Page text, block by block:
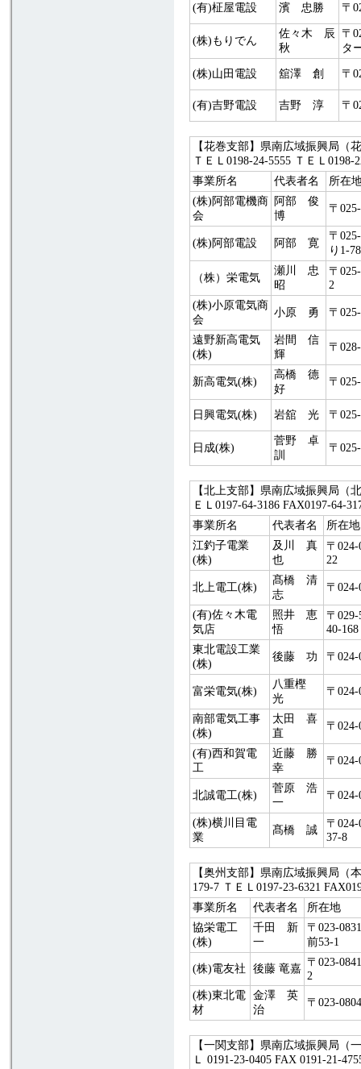
(有)柾屋電設 濱 忠勝 〒
(株)もりでん
佐々木 辰
秋
〒
タ
(株)山田電設 舘澤 創 〒
(有)吉野電設 吉野 淳 〒
【花巻支部】県南広域振興局（
ＴＥＬ0198-24-5555 ＴＥＬ
事業所名
代表者名
所在
(株)阿部電機商
会
阿部 俊
博
〒
(株)阿部電設 阿部 寛
〒
り1-78
（株）栄電気
瀬川 忠
昭
〒
2
(株)小原電気商
会
小原 勇 〒
遠野新高電気
(株)
岩間 信
輝
〒
新高電気(株)
高橋 德
好
〒
日興電気(株) 岩舘 光 〒
日成(株)
菅野 卓
訓
〒
【北上支部】県南広域振興局
ＥＬ0197-64-3186 FAX0197-
事業所名
代表者名
所在地
江釣子電業
(株)
及川 真
也
〒
22
北上電工(株)
髙橋 清
志
〒
(有)佐々木電
気店
照井 恵
悟
〒
40-168
東北電設工業
(株)
後藤 功 〒
富栄電気(株)
八重樫
光
〒
南部電気工事
(株)
太田 喜
直
〒
(有)西和賀電
工
近藤 勝
幸
〒
北誠電工(株)
菅原 浩
一
〒
(株)横川目電
業
髙橋 誠
〒
37-8
【奥州支部】県南広域振興局
179-7 ＴＥＬ0197-23-6321
事業所名
代表者名
所在地
協栄電工
(株)
千田 新
一
〒023-
前53-1
(株)電友社 後藤 竜嘉
〒023-
2
(株)東北電
材
金澤 英
治
〒023-
【一関支部】県南広域振興局
Ｌ 0191-23-0405 FAX 0191-21-